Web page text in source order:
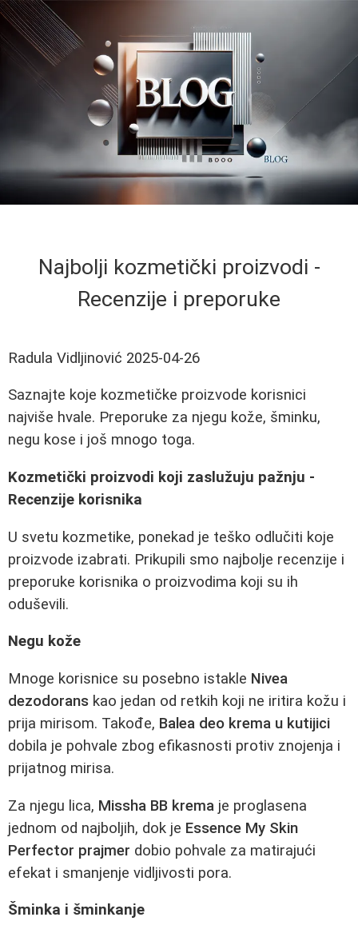
Najbolji kozmetički proizvodi -
Recenzije i preporuke
Radula Vidljinović 2025-04-26
Saznajte koje kozmetičke proizvode korisnici
najviše hvale. Preporuke za njegu kože, šminku,
negu kose i još mnogo toga.
Kozmetički proizvodi koji zaslužuju pažnju -
Recenzije korisnika
U svetu kozmetike, ponekad je teško odlučiti koje
proizvode izabrati. Prikupili smo najbolje recenzije i
preporuke korisnika o proizvodima koji su ih
oduševili.
Negu kože
Mnoge korisnice su posebno istakle Nivea
dezodorans kao jedan od retkih koji ne iritira kožu i
prija mirisom. Takođe, Balea deo krema u kutijici
dobila je pohvale zbog efikasnosti protiv znojenja i
prijatnog mirisa.
Za njegu lica, Missha BB krema je proglasena
jednom od najboljih, dok je Essence My Skin
Perfector prajmer dobio pohvale za matirajući
efekat i smanjenje vidljivosti pora.
Šminka i šminkanje